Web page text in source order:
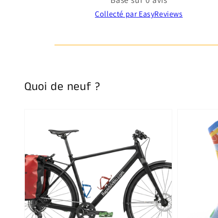
Collecté par EasyReviews
Quoi de neuf ?